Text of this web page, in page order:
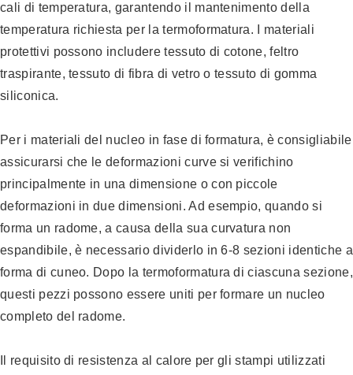
cali di temperatura, garantendo il mantenimento della
temperatura richiesta per la termoformatura. I materiali
protettivi possono includere tessuto di cotone, feltro
traspirante, tessuto di fibra di vetro o tessuto di gomma
siliconica.
Per i materiali del nucleo in fase di formatura, è consigliabile
assicurarsi che le deformazioni curve si verifichino
principalmente in una dimensione o con piccole
deformazioni in due dimensioni. Ad esempio, quando si
forma un radome, a causa della sua curvatura non
espandibile, è necessario dividerlo in 6-8 sezioni identiche a
forma di cuneo. Dopo la termoformatura di ciascuna sezione,
questi pezzi possono essere uniti per formare un nucleo
completo del radome.
Il requisito di resistenza al calore per gli stampi utilizzati